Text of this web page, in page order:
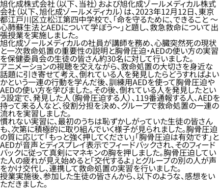
旭化成株式会社（以下、当社）および旭化成ゾールメディカル株式
会社（以下、旭化成ゾールメディカル）は、2023年12月12日、東京
都江戸川区立松江第四中学校で、「命を守るために、できること ～
心肺蘇生法とAEDについて学ぼう～」と題し、救急救命について出
張授業を実施しました。
旭化成ゾールメディカルの社員が講師を務め、心臓突然死の現状
と一次救命処置の重要性の説明と胸骨圧迫・AEDの使い方の実習
を保健委員会の生徒の皆さん約30名に対して行いました。
アニメーションの視聴を交えながら、救命処置の大切さを身近な
話題に引き寄せて考え、倒れている人を発見したらどうすればよい
かという一連の行動を学んだ後、訓練用AEDを使って胸骨圧迫や
AEDの使い方を学びました。その後、倒れている人を発見したとい
う設定で、発見した人（胸骨圧迫する人）、119番通報する人、AEDを
持って来る人など、役割分担を決め、グループで救命処置の一連の
流れを実習しました。
慣れない実習に、最初のうちは恥ずかしがっていた生徒の皆さん
も、次第に積極的に取り組んでいく様子が見られました。胸骨圧迫
の質に応じて「もっと強く押してください」「胸骨圧迫は有効です」と
AEDが音声とディスプレイ表示でフィードバックされ、そのフィード
バックに従って真剣にマネキンの胸を押しました。胸骨圧迫してい
た人の疲れが見え始めると「交代するよ」とグループの別の人が声
をかけ交代し、連携して救命処置の実習を行いました。
授業実施後、参加した生徒の皆さんから、以下のような、感想をい
ただきました。